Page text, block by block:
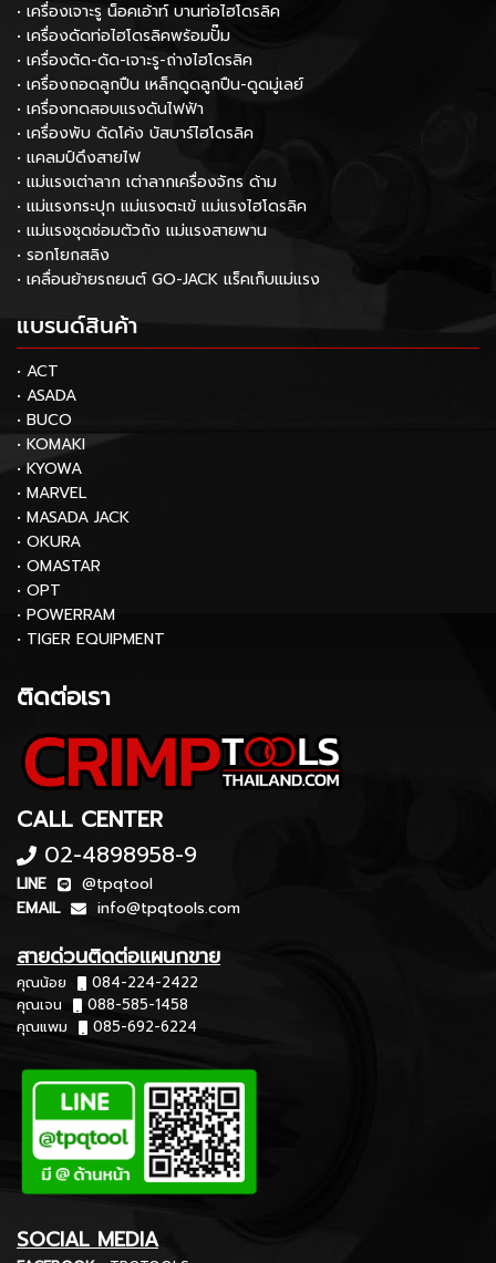
• เครื่องเจาะรู น็อคเอ้าท์ บานท่อไฮโดรลิค
• เครื่องดัดท่อไฮโดรลิคพร้อมปั๊ม
• เครื่องตัด-ดัด-เจาะรู-ถ่างไฮโดรลิค
• เครื่องถอดลูกปืน เหล็กดูดลูกปืน-ดูดมู่เลย์
• เครื่องทดสอบแรงดันไฟฟ้า
• เครื่องพับ ดัดโค้ง บัสบาร์ไฮโดรลิค
• แคลมป์ดึงสายไฟ
• แม่แรงเต่าลาก เต่าลากเครื่องจักร ด้าม
• แม่แรงกระปุก แม่แรงตะเข้ แม่แรงไฮโดรลิค
• แม่แรงชุดซ่อมตัวถัง แม่แรงสายพาน
• รอกโยกสลิง
• เคลื่อนย้ายรถยนต์ GO-JACK แร็คเก็บแม่แรง
แบรนด์สินค้า
• ACT
• ASADA
• BUCO
• KOMAKI
• KYOWA
• MARVEL
• MASADA JACK
• OKURA
• OMASTAR
• OPT
• POWERRAM
• TIGER EQUIPMENT
ติดต่อเรา
CALL CENTER
02-4898958-9
LINE
@tpqtool
EMAIL
info@tpqtools.com
สายด่วนติดต่อแผนกขาย
คุณน้อย
084-224-2422
คุณเจน
088-585-1458
คุณแพม
085-692-6224
SOCIAL MEDIA